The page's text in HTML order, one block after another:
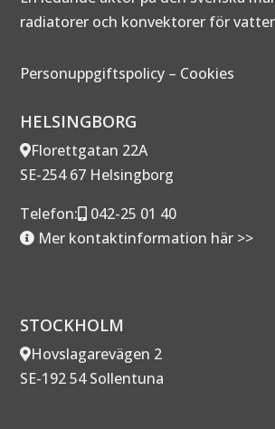
radiatorer och konvektorer för
Personuppgiftspolicy – Cookies
HELSINGBORG
Florettgatan 22A
SE-254 67 Helsingborg
Telefon:
042-25 01 40
Mer kontaktinformation här >>
STOCKHOLM
Hovslagarevägen 2
SE-192 54 Sollentuna